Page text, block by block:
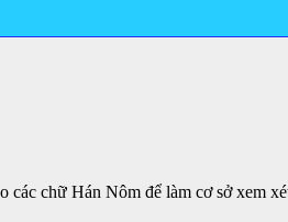
các chữ Hán Nôm để làm cơ sở xem